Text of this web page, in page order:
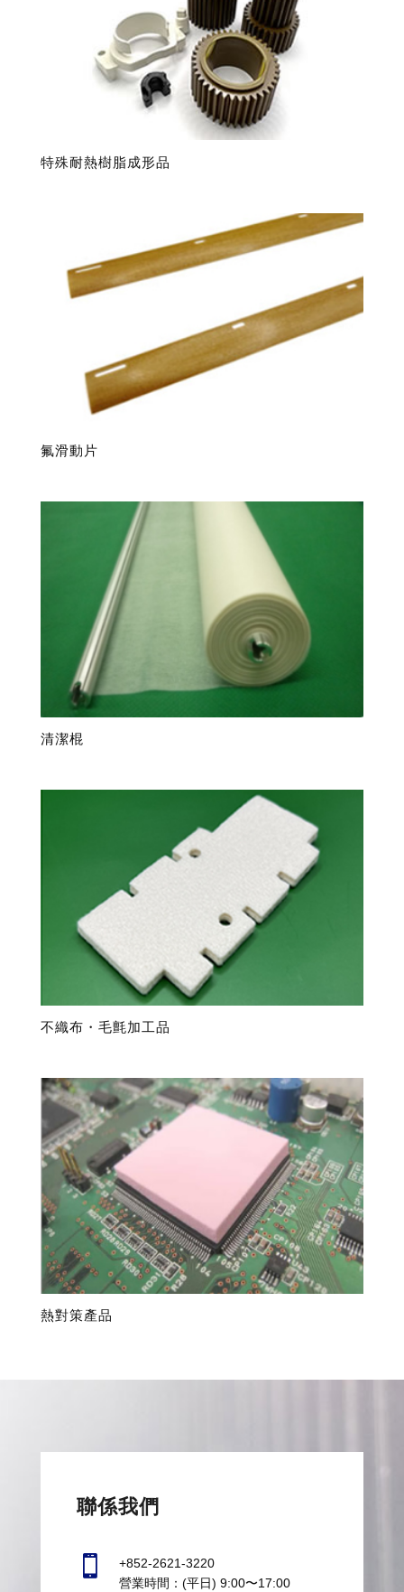
特殊耐熱樹脂成形品
氟滑動片
清潔棍
不織布・毛氈加工品
熱對策產品
聯係我們

+852-2621-3220
營業時間：(平日) 9:00〜17:00